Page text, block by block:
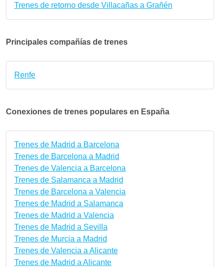
Trenes de retorno desde Villacañas a Grañén
Principales compañías de trenes
Renfe
Conexiones de trenes populares en España
Trenes de Madrid a Barcelona
Trenes de Barcelona a Madrid
Trenes de Valencia a Barcelona
Trenes de Salamanca a Madrid
Trenes de Barcelona a Valencia
Trenes de Madrid a Salamanca
Trenes de Madrid a Valencia
Trenes de Madrid a Sevilla
Trenes de Murcia a Madrid
Trenes de Valencia a Alicante
Trenes de Madrid a Alicante